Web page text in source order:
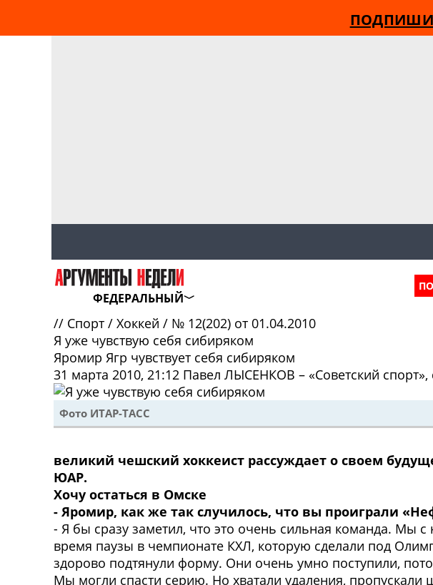
ФЕДЕРАЛЬНЫЙ
// Спорт / Хоккей / № 12(202) от 01.04.2010
Я уже чувствую себя сибиряком
Яромир Ягр чувствует себя сибиряком
31 марта 2010, 21:12 Павел ЛЫСЕНКОВ – «Советский
Фото ИТАР-ТАСС
великий чешский хоккеист рассуждает о своем
ЮАР.
Хочу остаться в Омске
- Яромир, как же так случилось, что вы проиграли
- Я бы сразу заметил, что это очень сильная команда. Мы
время паузы в чемпионате КХЛ, которую сделали под
здорово подтянули форму. Они очень умно поступили,
Мы могли спасти серию. Но хватали удаления,